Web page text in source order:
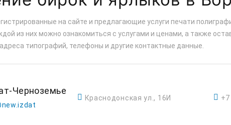
на сайте и предлагающие услуги печати
из них можно ознакомиться с услугами и ценами, а также
типографий, телефоны и другие контактные данные.
Черноземье
Краснодонская ул., 16И